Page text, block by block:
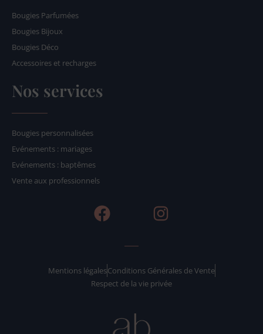
Bougies Parfumées
Bougies Bijoux
Bougies Déco
Accessoires et recharges
Nos services
Bougies personnalisées
Evénements : mariages
Evénements : baptêmes
Vente aux professionnels
F
a
b
o
I
n
a
g
Mentions légalesConditions Générales de Vente
Respect de la vie privée